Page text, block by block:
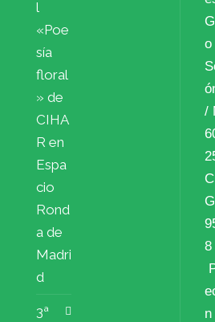
l
«Poe
sía
floral
» de
CIHA
R en
Espa
cio
Rond
a de
Madri
d
3ª
o
/
8
n